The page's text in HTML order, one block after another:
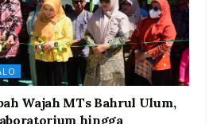
Wajah MTs Bahrul Ulum,
hingga